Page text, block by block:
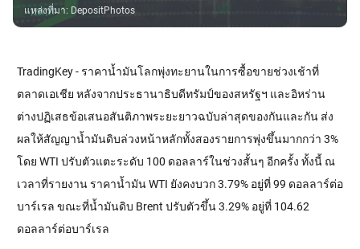
แหล่งที่มา: DepositPhotos
TradingKey - ราคาน้ำมันโลกพุ่งทะยานในการซื้อขายช่วงเช้าที่
ตลาดเอเชีย หลังจากประธานาธิบดีทรัมป์ของสหรัฐฯ และอิหร่าน
ต่างปฏิเสธข้อเสนอสันติภาพระยะยาวฉบับล่าสุดของกันและกัน ส่ง
ผลให้สัญญาน้ำมันดิบล่วงหน้าหลักทั้งสองรายการพุ่งขึ้นมากกว่า 3%
โดย WTI ปรับตัวแตะระดับ 100 ดอลลาร์ในช่วงสั้นๆ อีกครั้ง ทั้งนี้ ณ
เวลาที่รายงาน ราคาน้ำมัน WTI ยังคงบวก 3.79% อยู่ที่ 99 ดอลลาร์ต่อ
บาร์เรล ขณะที่น้ำมันดิบ Brent ปรับตัวขึ้น 3.29% อยู่ที่ 104.62
ดอลลาร์ต่อบาร์เรล